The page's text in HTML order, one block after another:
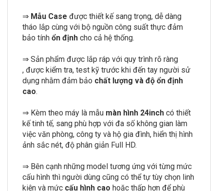
⇒ Mẫu Case được thiết kế sang trọng, dễ dàng
tháo lắp cùng với bộ nguồn công suất thực đảm
bảo tính ổn định cho cả hệ thống.
⇒ Sản phẩm được lắp ráp với quy trình rõ ràng
, được kiểm tra, test kỹ trước khi đến tay người sử
dụng nhằm đảm bảo chất lượng và độ ổn định
cao.
⇒ Kèm theo máy là mẫu màn hình 24inch có thiết
kế tinh tế, sang phù hợp với đa số không gian làm
việc văn phòng, công ty và hộ gia đình, hiển thị hình
ảnh sắc nét, độ phân giản Full HD.
⇒ Bên cạnh những model tương ứng với từng mức
cấu hình thì người dùng cũng có thể tự tùy chọn linh
kiện và mức cấu hình cao hoặc thấp hơn để phù